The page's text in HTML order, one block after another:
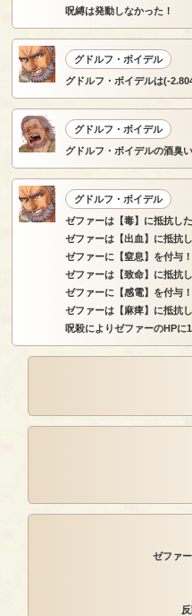
呪縛は発動しなかった！
グドルフ・ボイデル
グドルフ・ボイデルは(-
グドルフ・ボイデル
グドルフ・ボイデルの酒臭い
グドルフ・ボイデル
ゼファーは【毒】に抵抗した
ゼファーは【出血】に抵抗し
ゼファーに【窒息】を付与！
ゼファーは【致命】に抵抗し
ゼファーに【感電】を付与！
ゼファーは【麻痺】に抵抗し
呪殺によりゼファーのHPに
ゼファ